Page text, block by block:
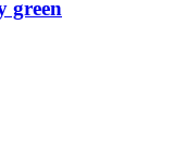
green